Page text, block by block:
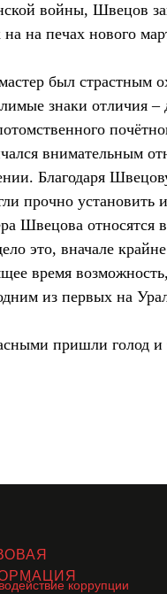
войны, Швецов
на печах нового
был страстным
знаки отличия
внимательным
Благодаря
прочно установить
Швецова относятся
это, вначале
время
из первых на
пришли голод
коррупции